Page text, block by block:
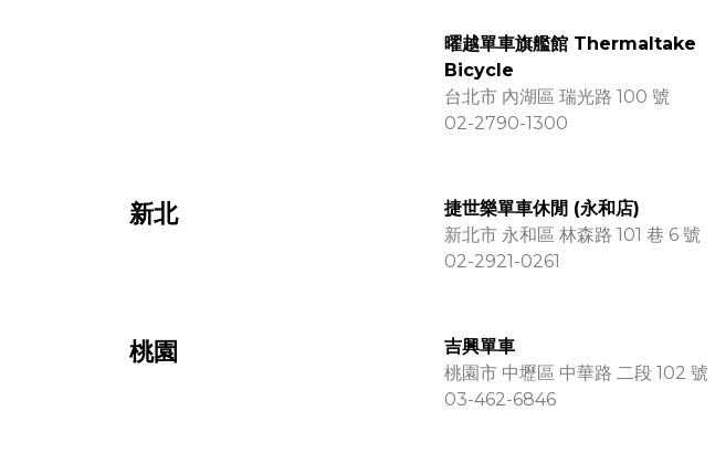
曜越單車旗艦館 Thermaltake
Bicycle
台北市 內湖區 瑞光路 100 號
02-2790-1300
新北
捷世樂單車休閒 (永和店)
新北市 永和區 林森路 101 巷 6 號
02-2921-0261
桃園
吉興單車
桃園市 中壢區 中華路 二段 102 號
03-462-6846